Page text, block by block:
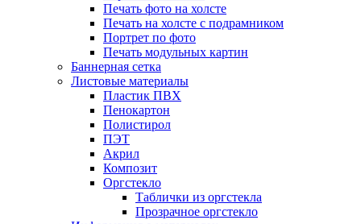
Печать фото на холсте
Печать на холсте с подрамником
Портрет по фото
Печать модульных картин
Баннерная сетка
Листовые материалы
Пластик ПВХ
Пенокартон
Полистирол
ПЭТ
Акрил
Композит
Оргстекло
Таблички из оргстекла
Прозрачное оргстекло